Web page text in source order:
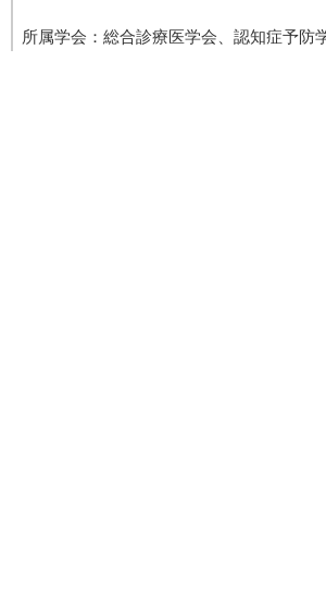
所属学会：総合診療医学会、認知症予防